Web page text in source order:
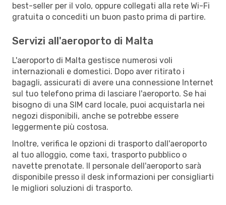
best-seller per il volo, oppure collegati alla rete Wi-Fi
gratuita o concediti un buon pasto prima di partire.
Servizi all'aeroporto di Malta
L'aeroporto di Malta gestisce numerosi voli
internazionali e domestici. Dopo aver ritirato i
bagagli, assicurati di avere una connessione Internet
sul tuo telefono prima di lasciare l'aeroporto. Se hai
bisogno di una SIM card locale, puoi acquistarla nei
negozi disponibili, anche se potrebbe essere
leggermente più costosa.
Inoltre, verifica le opzioni di trasporto dall'aeroporto
al tuo alloggio, come taxi, trasporto pubblico o
navette prenotate. Il personale dell'aeroporto sarà
disponibile presso il desk informazioni per consigliarti
le migliori soluzioni di trasporto.